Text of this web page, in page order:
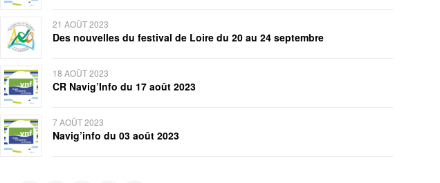
21 AOÛT 2023
Des nouvelles du festival de Loire du 20 au 24 septembre
18 AOÛT 2023
CR Navig’Info du 17 août 2023
7 AOÛT 2023
Navig’info du 03 août 2023